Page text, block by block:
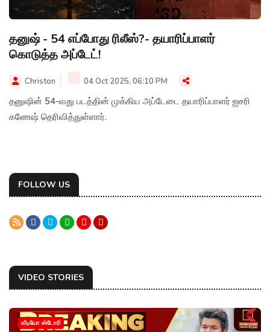
தனுஷ் - 54 எப்போது ரிலீஸ்?- தயாரிப்பாளர்
கொடுத்த அப்டேட்!
Christon 04 Oct 2025, 06:10 PM
தனுஷின் 54-வது படத்தின் முக்கிய அப்டேடை தயாரிப்பாளர் ஐசரி
கணேஷ் தெரிவித்துள்ளார்.
FOLLOW US
VIDEO STORIES
வீடியோ ஸ்டோரி